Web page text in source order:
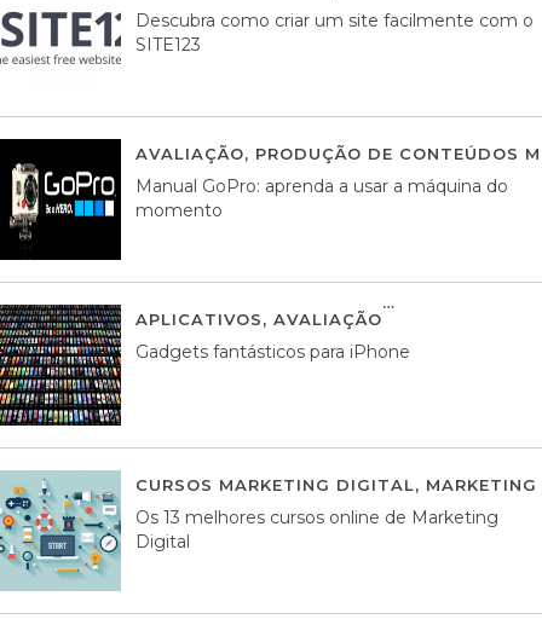
Descubra como criar um site facilmente com o
SITE123
AVALIAÇÃO, PRODUÇÃO DE CONTEÚDOS
Manual GoPro: aprenda a usar a máquina do
momento
APLICATIVOS, AVALIAÇÃO
Gadgets fantásticos para iPhone
CURSOS MARKETING DIGITAL,
Os 13 melhores cursos online de Marketing
Digital